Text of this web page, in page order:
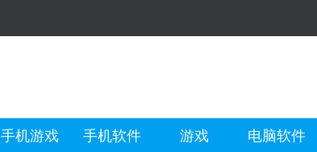
手机游戏 手机软件 游戏 电脑软件